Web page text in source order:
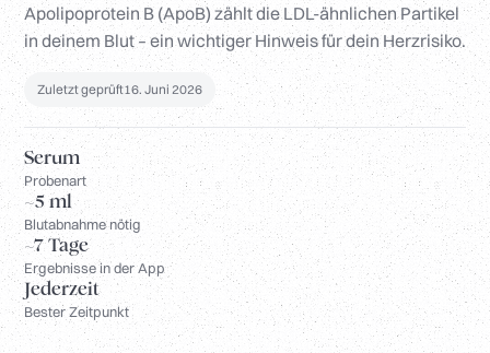
Standorte
Mitgliedschaft
B2B
FAQs
PKV-Erstattung
Für Apotheken
Anmelden
Apolipoprotein B (ApoB) zählt die LDL-ähnlichen Partikel
in deinem Blut – ein wichtiger Hinweis für dein Herzrisiko.
Zuletzt geprüft16. Juni 2026
Serum
Probenart
~5 ml
Blutabnahme nötig
~7 Tage
Ergebnisse in der App
Jederzeit
Bester Zeitpunkt